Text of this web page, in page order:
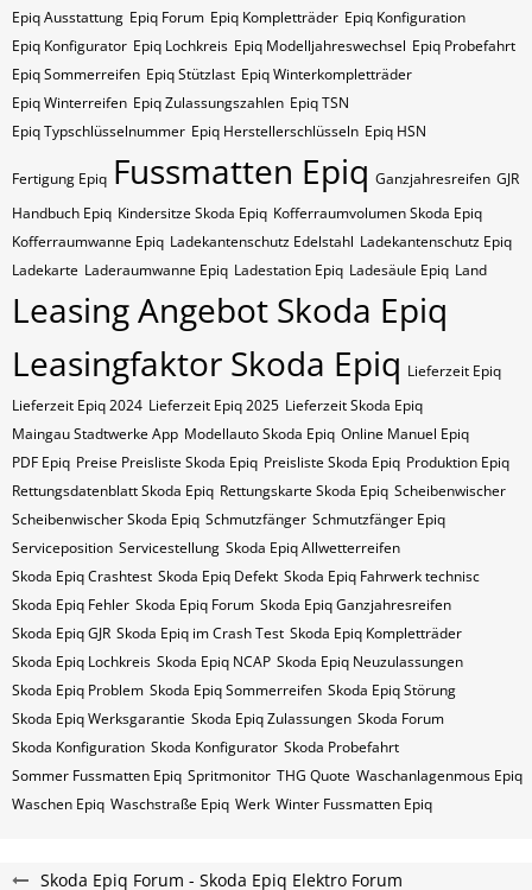
Epiq Ausstattung Epiq Forum Epiq Kompletträder Epiq Konfiguration
Epiq Konfigurator Epiq Lochkreis Epiq Modelljahreswechsel Epiq Probefahrt
Epiq Sommerreifen Epiq Stützlast Epiq Winterkompletträder
Epiq Winterreifen Epiq Zulassungszahlen Epiq​​​​ TSN
Epiq​​​​ Typschlüsselnummer Epiq​​​​​ Herstellerschlüsseln Epiq​​​​​ HSN
Fertigung Epiq Fussmatten Epiq Ganzjahresreifen GJR
Handbuch Epiq Kindersitze Skoda Epiq Kofferraumvolumen Skoda Epiq
Kofferraumwanne Epiq Ladekantenschutz Edelstahl Ladekantenschutz Epiq
Ladekarte Laderaumwanne Epiq Ladestation Epiq Ladesäule Epiq Land
Leasing Angebot Skoda Epiq
Leasingfaktor Skoda Epiq Lieferzeit Epiq
Lieferzeit Epiq 2024 Lieferzeit Epiq 2025 Lieferzeit Skoda Epiq
Maingau Stadtwerke App Modellauto Skoda Epiq Online Manuel Epiq
PDF Epiq Preise Preisliste Skoda Epiq Preisliste Skoda Epiq Produktion Epiq
Rettungsdatenblatt Skoda Epiq Rettungskarte Skoda Epiq Scheibenwischer
Scheibenwischer Skoda​ Epiq Schmutzfänger Schmutzfänger Epiq
Serviceposition Servicestellung Skoda Epiq Allwetterreifen
Skoda Epiq Crashtest Skoda Epiq Defekt Skoda Epiq Fahrwerk technisc
Skoda Epiq Fehler Skoda Epiq Forum Skoda Epiq Ganzjahresreifen
Skoda Epiq GJR Skoda Epiq im Crash Test Skoda Epiq Kompletträder
Skoda Epiq Lochkreis Skoda Epiq NCAP Skoda Epiq Neuzulassungen
Skoda Epiq Problem Skoda Epiq Sommerreifen Skoda Epiq Störung
Skoda Epiq Werksgarantie Skoda Epiq Zulassungen Skoda Forum
Skoda Konfiguration Skoda Konfigurator Skoda Probefahrt
Sommer Fussmatten Epiq Spritmonitor THG Quote Waschanlagenmous Epiq
Waschen Epiq Waschstraße Epiq Werk Winter Fussmatten Epiq
Skoda Epiq Forum - Skoda Epiq Elektro Forum